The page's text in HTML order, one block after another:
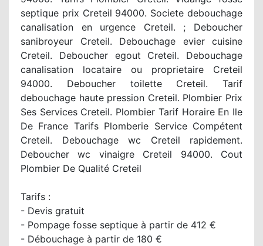
septique prix Creteil 94000. Societe debouchage
canalisation en urgence Creteil. ; Deboucher
sanibroyeur Creteil. Debouchage evier cuisine
Creteil. Deboucher egout Creteil. Debouchage
canalisation locataire ou proprietaire Creteil
94000. Deboucher toilette Creteil. Tarif
debouchage haute pression Creteil. Plombier Prix
Ses Services Creteil. Plombier Tarif Horaire En Ile
De France Tarifs Plomberie Service Compétent
Creteil. Debouchage wc Creteil rapidement.
Deboucher wc vinaigre Creteil 94000. Cout
Plombier De Qualité Creteil
Tarifs :
- Devis gratuit
- Pompage fosse septique à partir de 412 €
- Débouchage à partir de 180 €